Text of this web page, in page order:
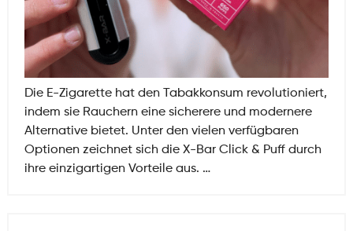
Die E-Zigarette hat den Tabakkonsum revolutioniert,
indem sie Rauchern eine sicherere und modernere
Alternative bietet. Unter den vielen verfügbaren
Optionen zeichnet sich die X-Bar Click & Puff durch
ihre einzigartigen Vorteile aus. …Welche